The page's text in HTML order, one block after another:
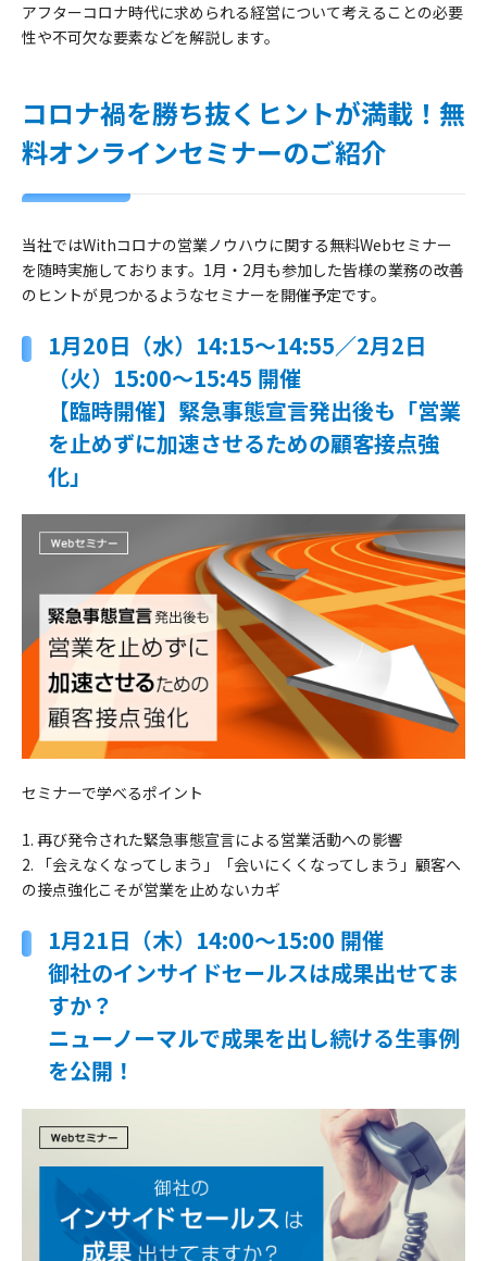
アフターコロナ時代に求められる経営について考えることの必要
性や不可欠な要素などを解説します。
コロナ禍を勝ち抜くヒントが満載！無
料オンラインセミナーのご紹介
当社ではWithコロナの営業ノウハウに関する無料Webセミナー
を随時実施しております。1月・2月も参加した皆様の業務の改善
のヒントが見つかるようなセミナーを開催予定です。
1月20日（水）14:15～14:55／2月2日
（火）15:00～15:45 開催
【臨時開催】緊急事態宣言発出後も「営業
を止めずに加速させるための顧客接点強
化」
セミナーで学べるポイント
1. 再び発令された緊急事態宣言による営業活動への影響
2. 「会えなくなってしまう」「会いにくくなってしまう」顧客へ
の接点強化こそが営業を止めないカギ
1月21日（木）14:00～15:00 開催
御社のインサイドセールスは成果出せてま
すか？
ニューノーマルで成果を出し続ける生事例
を公開！